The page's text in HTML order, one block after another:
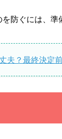
防ぐには、準
夫？最終決定